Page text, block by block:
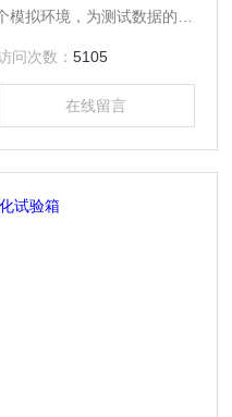
拟环境，为测试数据的准
置，温度控制器，结构一
，使室内温湿度均匀，避免
问次数： 5105
在线留言